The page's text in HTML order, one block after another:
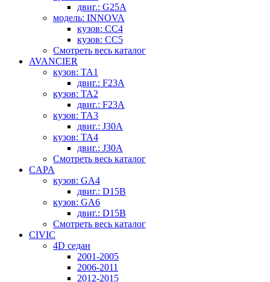
двиг.: G25A
модель: INNOVA
кузов: CC4
кузов: CC5
Смотреть весь каталог
AVANCIER
кузов: TA1
двиг.: F23A
кузов: TA2
двиг.: F23A
кузов: TA3
двиг.: J30A
кузов: TA4
двиг.: J30A
Смотреть весь каталог
CAPA
кузов: GA4
двиг.: D15B
кузов: GA6
двиг.: D15B
Смотреть весь каталог
CIVIC
4D седан
2001-2005
2006-2011
2012-2015